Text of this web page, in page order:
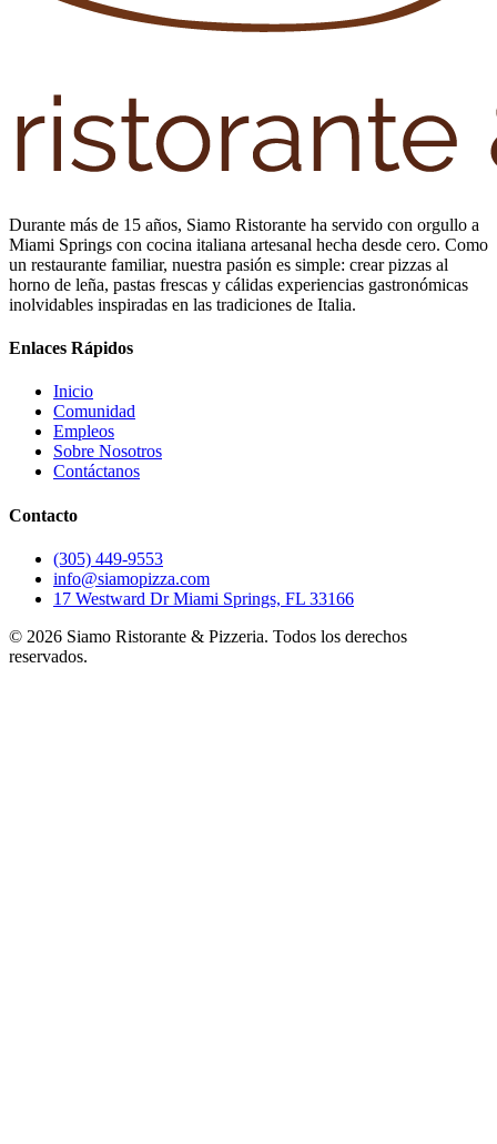
Durante más de 15 años, Siamo Ristorante ha servido con orgullo a
Miami Springs con cocina italiana artesanal hecha desde cero. Como
un restaurante familiar, nuestra pasión es simple: crear pizzas al
horno de leña, pastas frescas y cálidas experiencias gastronómicas
inolvidables inspiradas en las tradiciones de Italia.
Enlaces Rápidos
Inicio
Comunidad
Empleos
Sobre Nosotros
Contáctanos
Contacto
(305) 449-9553
info@siamopizza.com
17 Westward Dr Miami Springs, FL 33166
© 2026 Siamo Ristorante & Pizzeria. Todos los derechos
reservados.